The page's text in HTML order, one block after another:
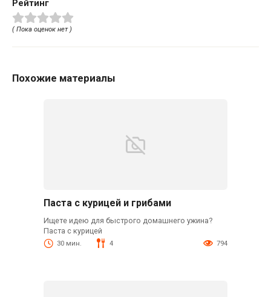
Рейтинг
( Пока оценок нет )
Похожие материалы
Паста с курицей и грибами
Ищете идею для быстрого домашнего ужина?
Паста с курицей
30 мин. 4 794